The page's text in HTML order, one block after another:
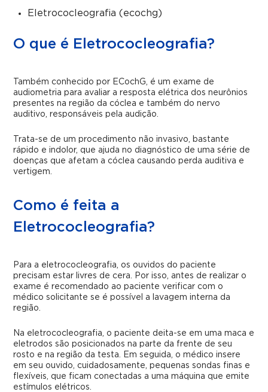
Eletrococleografia (ecochg)
O que é Eletrococleografia?
Também conhecido por ECochG, é um exame de
audiometria para avaliar a resposta elétrica dos neurônios
presentes na região da cóclea e também do nervo
auditivo, responsáveis pela audição.
Trata-se de um procedimento não invasivo, bastante
rápido e indolor, que ajuda no diagnóstico de uma série de
doenças que afetam a cóclea causando perda auditiva e
vertigem.
Como é feita a
Eletrococleografia?
Para a eletrococleografia, os ouvidos do paciente
precisam estar livres de cera. Por isso, antes de realizar o
exame é recomendado ao paciente verificar com o
médico solicitante se é possível a lavagem interna da
região.
Na eletrococleografia, o paciente deita-se em uma maca e
eletrodos são posicionados na parte da frente de seu
rosto e na região da testa. Em seguida, o médico insere
em seu ouvido, cuidadosamente, pequenas sondas finas e
flexíveis, que ficam conectadas a uma máquina que emite
estímulos elétricos.